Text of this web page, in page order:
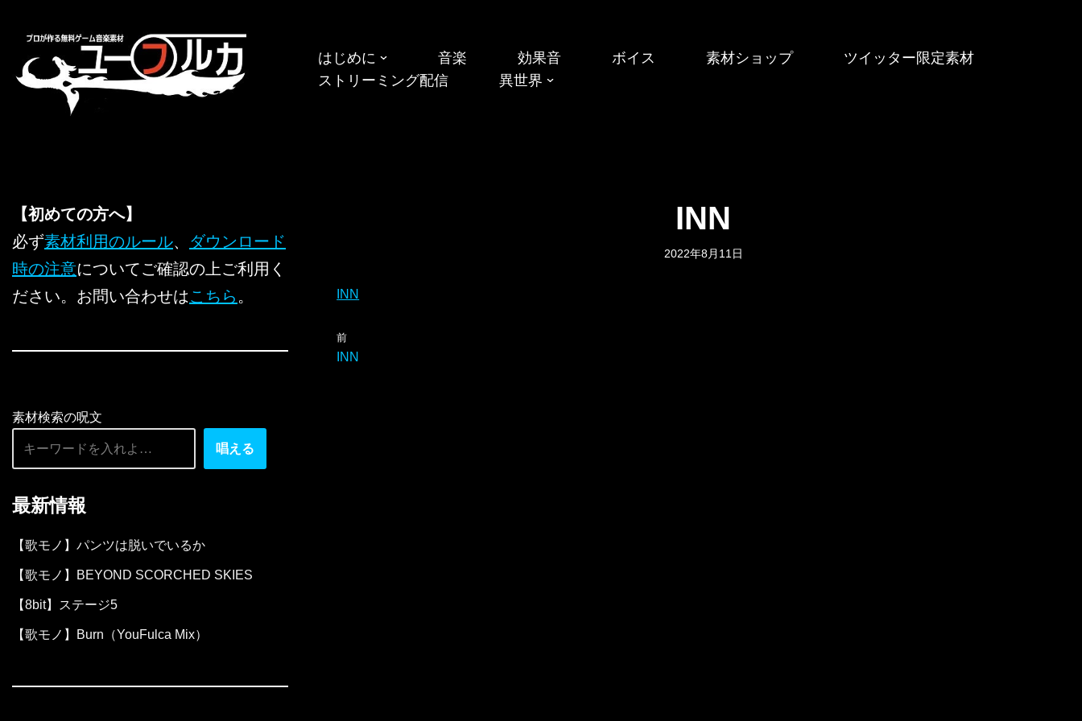
ン
テ
ッ
プ
はじめに 音楽 効果音 ボイス 素材ショップ
ツイッター限定素材
ストリーミング配信
異世界
【初めての方へ】
必ず素材利用のルール、 ダウンロード
時の注意についてご確認の上ご利用く
ださい。お問い合わせはこちら 。
素材検索の呪文
唱える
最新情報
【歌モノ】パンツは脱いでいるか
【歌モノ】BEYOND SCORCHED SKIES
【8bit】ステージ5
【歌モノ】Burn（YouFulca Mix）
INN
2022年8月11日
INN
前
INN